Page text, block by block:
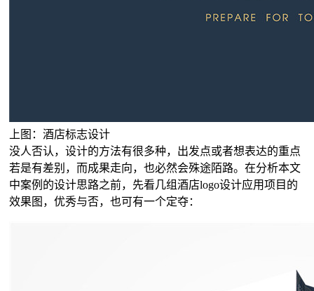
上图：酒店标志设计
没人否认，设计的方法有很多种，出发点或者想表达的重点
若是有差别，而成果走向，也必然会殊途陌路。在分析本文
中案例的设计思路之前，先看几组酒店logo设计应用项目的
效果图，优秀与否，也可有一个定夺：